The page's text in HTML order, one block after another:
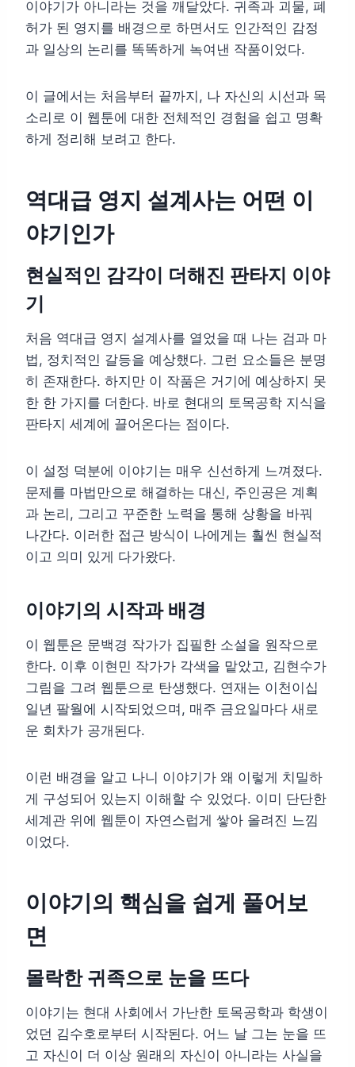
이야기가 아니라는 것을 깨달았다. 귀족과 괴물, 폐
허가 된 영지를 배경으로 하면서도 인간적인 감정
과 일상의 논리를 똑똑하게 녹여낸 작품이었다.
이 글에서는 처음부터 끝까지, 나 자신의 시선과 목
소리로 이 웹툰에 대한 전체적인 경험을 쉽고 명확
하게 정리해 보려고 한다.
역대급 영지 설계사는 어떤 이
야기인가
현실적인 감각이 더해진 판타지 이야
기
처음 역대급 영지 설계사를 열었을 때 나는 검과 마
법, 정치적인 갈등을 예상했다. 그런 요소들은 분명
히 존재한다. 하지만 이 작품은 거기에 예상하지 못
한 한 가지를 더한다. 바로 현대의 토목공학 지식을
판타지 세계에 끌어온다는 점이다.
이 설정 덕분에 이야기는 매우 신선하게 느껴졌다.
문제를 마법만으로 해결하는 대신, 주인공은 계획
과 논리, 그리고 꾸준한 노력을 통해 상황을 바꿔
나간다. 이러한 접근 방식이 나에게는 훨씬 현실적
이고 의미 있게 다가왔다.
이야기의 시작과 배경
이 웹툰은 문백경 작가가 집필한 소설을 원작으로
한다. 이후 이현민 작가가 각색을 맡았고, 김현수가
그림을 그려 웹툰으로 탄생했다. 연재는 이천이십
일년 팔월에 시작되었으며, 매주 금요일마다 새로
운 회차가 공개된다.
이런 배경을 알고 나니 이야기가 왜 이렇게 치밀하
게 구성되어 있는지 이해할 수 있었다. 이미 단단한
세계관 위에 웹툰이 자연스럽게 쌓아 올려진 느낌
이었다.
이야기의 핵심을 쉽게 풀어보
면
몰락한 귀족으로 눈을 뜨다
이야기는 현대 사회에서 가난한 토목공학과 학생이
었던 김수호로부터 시작된다. 어느 날 그는 눈을 뜨
고 자신이 더 이상 원래의 자신이 아니라는 사실을